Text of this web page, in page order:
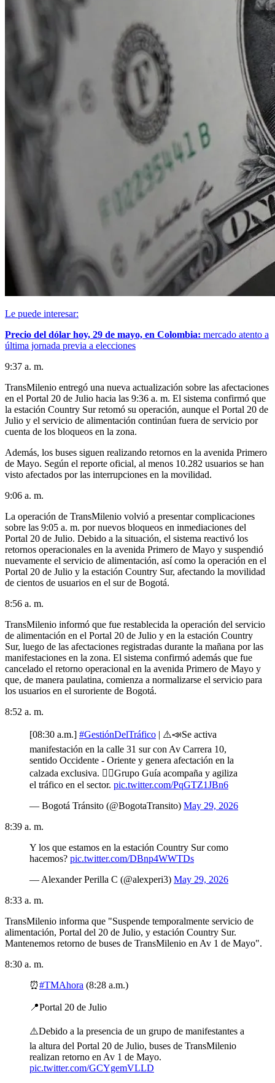
Le puede interesar:
Precio del dólar hoy, 29 de mayo, en Colombia: mercado atento a
última jornada previa a elecciones
9:37 a. m.
TransMilenio entregó una nueva actualización sobre las afectaciones
en el Portal 20 de Julio hacia las 9:36 a. m. El sistema confirmó que
la estación Country Sur retomó su operación, aunque el Portal 20 de
Julio y el servicio de alimentación continúan fuera de servicio por
cuenta de los bloqueos en la zona.
Además, los buses siguen realizando retornos en la avenida Primero
de Mayo. Según el reporte oficial, al menos 10.282 usuarios se han
visto afectados por las interrupciones en la movilidad.
9:06 a. m.
La operación de TransMilenio volvió a presentar complicaciones
sobre las 9:05 a. m. por nuevos bloqueos en inmediaciones del
Portal 20 de Julio. Debido a la situación, el sistema reactivó los
retornos operacionales en la avenida Primero de Mayo y suspendió
nuevamente el servicio de alimentación, así como la operación en el
Portal 20 de Julio y la estación Country Sur, afectando la movilidad
de cientos de usuarios en el sur de Bogotá.
8:56 a. m.
TransMilenio informó que fue restablecida la operación del servicio
de alimentación en el Portal 20 de Julio y en la estación Country
Sur, luego de las afectaciones registradas durante la mañana por las
manifestaciones en la zona. El sistema confirmó además que fue
cancelado el retorno operacional en la avenida Primero de Mayo y
que, de manera paulatina, comienza a normalizarse el servicio para
los usuarios en el suroriente de Bogotá.
8:52 a. m.
[08:30 a.m.] #GestiónDelTráfico | ⚠️📣Se activa
manifestación en la calle 31 sur con Av Carrera 10,
sentido Occidente - Oriente y genera afectación en la
calzada exclusiva. 👮‍♂️Grupo Guía acompaña y agiliza
el tráfico en el sector. pic.twitter.com/PqGTZ1JBn6
— Bogotá Tránsito (@BogotaTransito) May 29, 2026
8:39 a. m.
Y los que estamos en la estación Country Sur como
hacemos? pic.twitter.com/DBnp4WWTDs
— Alexander Perilla C (@alexperi3) May 29, 2026
8:33 a. m.
TransMilenio informa que "Suspende temporalmente servicio de
alimentación, Portal del 20 de Julio, y estación Country Sur.
Mantenemos retorno de buses de TransMilenio en Av 1 de Mayo".
8:30 a. m.
⏰#TMAhora (8:28 a.m.)
📍Portal 20 de Julio
⚠️Debido a la presencia de un grupo de manifestantes a
la altura del Portal 20 de Julio, buses de TransMilenio
realizan retorno en Av 1 de Mayo.
pic.twitter.com/GCYgemVLLD